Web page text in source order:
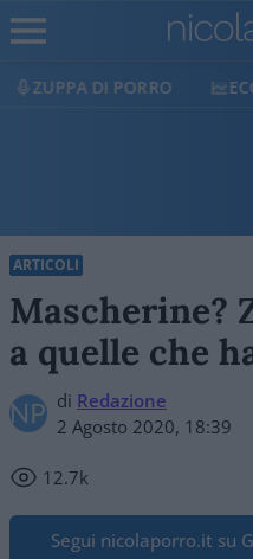
ECONOMIA
ARTICOLI
Mascherine?
a quelle che
di Redazione
2 Agosto 2020, 18:39
12.7k
Segui nicolaporro.it su